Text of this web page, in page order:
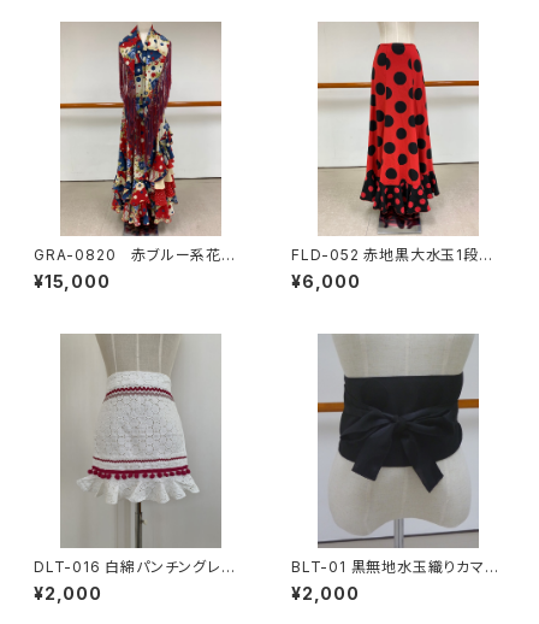
GRA-0820 赤ブルー系花柄×
水玉コンビツーピース
¥15,000
FLD-052 赤地黒大水玉1段フリ
ルスカート
¥6,000
DLT-016 白綿パンチングレー
スエプロン
¥2,000
BLT-01 黒無地水玉織りカマー
ベルト
¥2,000